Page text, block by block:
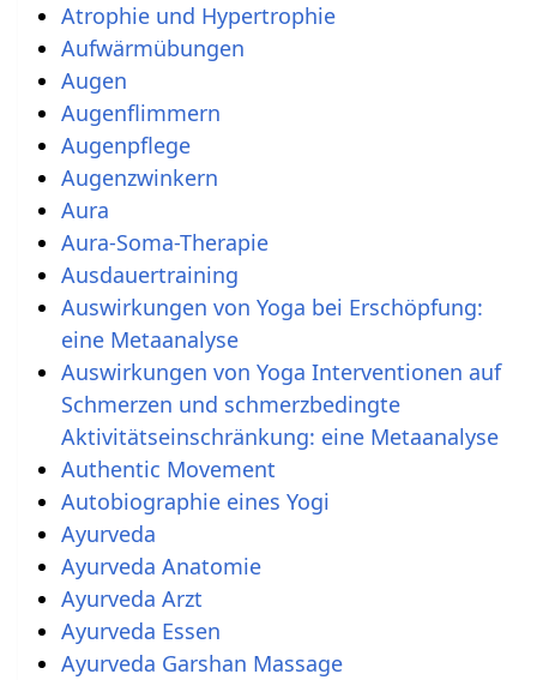
Atrophie und Hypertrophie
Aufwärmübungen
Augen
Augenflimmern
Augenpflege
Augenzwinkern
Aura
Aura-Soma-Therapie
Ausdauertraining
Auswirkungen von Yoga bei Erschöpfung:
eine Metaanalyse
Auswirkungen von Yoga Interventionen auf
Schmerzen und schmerzbedingte
Aktivitätseinschränkung: eine Metaanalyse
Authentic Movement
Autobiographie eines Yogi
Ayurveda
Ayurveda Anatomie
Ayurveda Arzt
Ayurveda Essen
Ayurveda Garshan Massage